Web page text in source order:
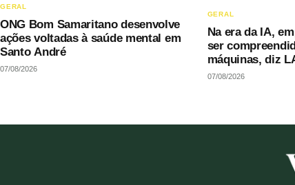
GERAL
ONG Bom Samaritano desenvolve
ações voltadas à saúde mental em
Santo André
07/08/2026
GERAL
Na era da IA,
ser
máquinas, diz
07/08/2026